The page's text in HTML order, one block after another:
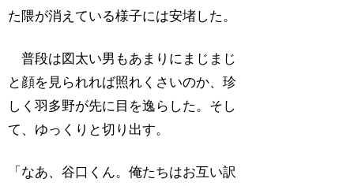
た隈が消えている様子には安堵した。
普段は図太い男もあまりにまじまじ
と顔を見られれば照れくさいのか、珍
しく羽多野が先に目を逸らした。そし
て、ゆっくりと切り出す。
「なあ、谷口くん。俺たちはお互い訳